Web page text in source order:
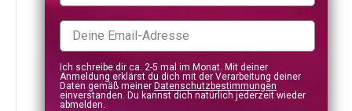
Ich schreibe dir ca. 2-5 mal im Monat. Mit deiner
Anmeldung erklärst du dich mit der Verarbeitung deiner
Daten gemäß meiner Datenschutzbestimmungen
einverstanden. Du kannst dich natürlich jederzeit wieder
abmelden.